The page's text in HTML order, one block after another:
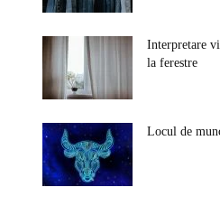
Interpretare
la ferestre
Locul de